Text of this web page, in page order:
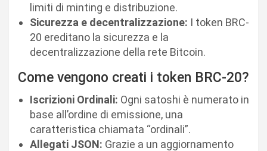
limiti di minting e distribuzione.
Sicurezza e decentralizzazione: I token BRC-
20 ereditano la sicurezza e la
decentralizzazione della rete Bitcoin.
Come vengono creati i token BRC-20?
Iscrizioni Ordinali: Ogni satoshi è numerato in
base all’ordine di emissione, una
caratteristica chiamata “ordinali”.
Allegati JSON: Grazie a un aggiornamento